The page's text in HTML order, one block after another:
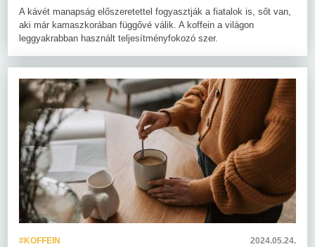
A kávét manapság előszeretettel fogyasztják a fiatalok is, sőt van,
aki már kamaszkorában függővé válik. A koffein a világon
leggyakrabban használt teljesítményfokozó szer.
#KOFFEIN 2024.05.24.